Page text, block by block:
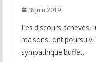
28 juin 2019
Les discours achevés,
maisons, ont poursuivi
sympathique buffet.